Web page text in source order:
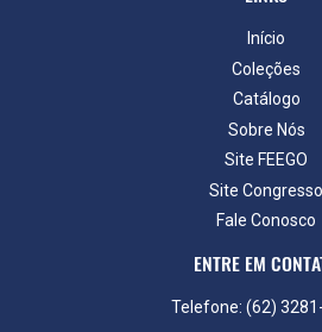
Início
Coleções
Catálogo
Sobre Nós
Site FEEGO
Site Congresso
Fale Conosco
ENTRE EM
Telefone: (62)